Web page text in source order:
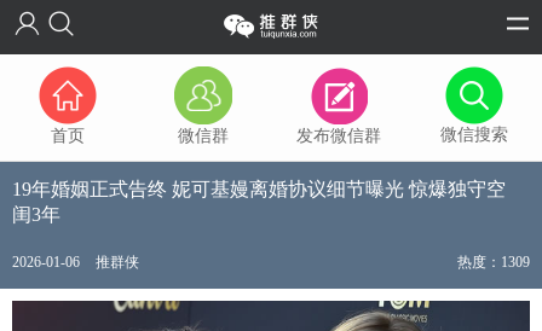
首页 微信群 发布微信群 微信搜索
19年婚姻正式告终 妮可基嫚离婚协议细节曝光 惊爆独守空
闺3年
2026-01-06 推群侠 热度：1309